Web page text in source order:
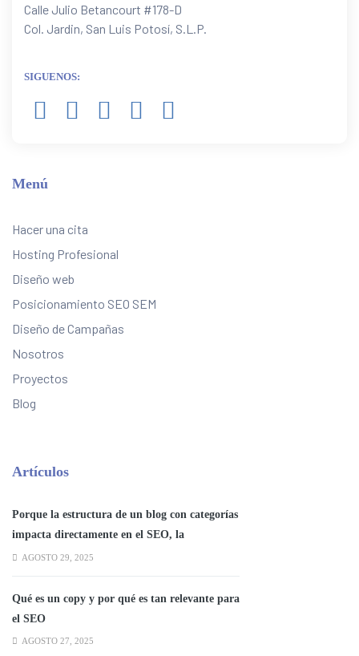
Calle Julio Betancourt #178-D
Col. Jardin, San Luis Potosí, S.L.P.
SIGUENOS:
Menú
Hacer una cita
Hosting Profesional
Diseño web
Posicionamiento SEO SEM
Diseño de Campañas
Nosotros
Proyectos
Blog
Artículos
Porque la estructura de un blog con categorías
impacta directamente en el SEO, la
experiencia del usuario y la autoridad
AGOSTO 29, 2025
Qué es un copy y por qué es tan relevante para
el SEO
AGOSTO 27, 2025